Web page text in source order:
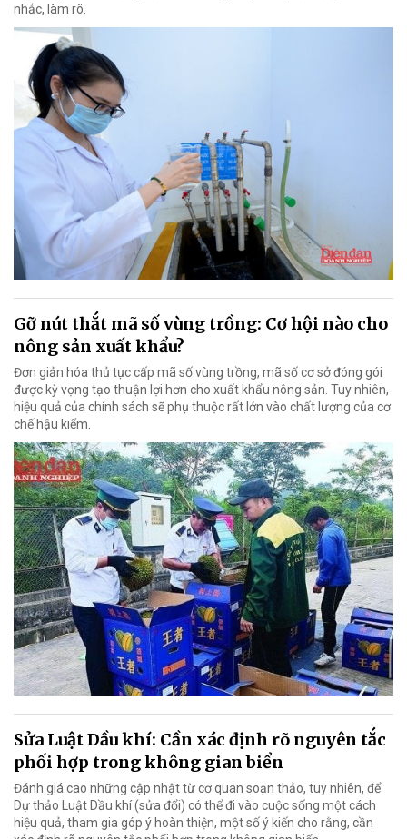
nhắc, làm rõ.
Gỡ nút thắt mã số vùng trồng: Cơ hội nào cho
nông sản xuất khẩu?
Đơn giản hóa thủ tục cấp mã số vùng trồng, mã số cơ sở đóng gói
được kỳ vọng tạo thuận lợi hơn cho xuất khẩu nông sản. Tuy nhiên,
hiệu quả của chính sách sẽ phụ thuộc rất lớn vào chất lượng của cơ
chế hậu kiểm.
Sửa Luật Dầu khí: Cần xác định rõ nguyên tắc
phối hợp trong không gian biển
Đánh giá cao những cập nhật từ cơ quan soạn thảo, tuy nhiên, để
Dự thảo Luật Dầu khí (sửa đổi) có thể đi vào cuộc sống một cách
hiệu quả, tham gia góp ý hoàn thiện, một số ý kiến cho rằng, cần